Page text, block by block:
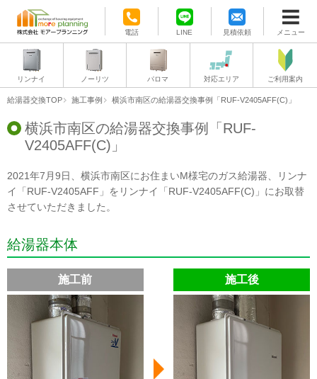
電話 LINE 見積依頼 メニュー
リンナイ ノーリツ パロマ 対応エリア ご利用案内
給湯器交換TOP 施工事例 横浜市南区の給湯器交換事例「RUF-V2405AFF(C)」
横浜市南区の給湯器交換事例「RUF-
V2405AFF(C)」
2021年7月9日、横浜市南区にお住まいM様宅のガス給湯器、リンナ
イ「RUF-V2405AFF」をリンナイ「RUF-V2405AFF(C)」にお取替
させていただきました。
給湯器本体
施工前 施工後